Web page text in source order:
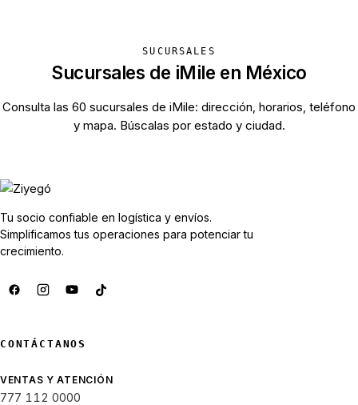
SUCURSALES
Sucursales de iMile en México
Consulta las 60 sucursales de iMile: dirección, horarios, teléfono
y mapa. Búscalas por estado y ciudad.
Tu socio confiable en logística y envíos.
Simplificamos tus operaciones para potenciar tu
crecimiento.
CONTÁCTANOS
VENTAS Y ATENCIÓN
777 112 0000